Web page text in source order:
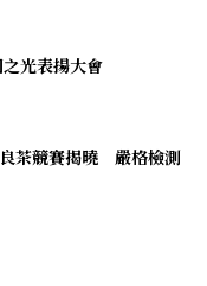
光表揚大會
茶競賽揭曉 嚴格檢測